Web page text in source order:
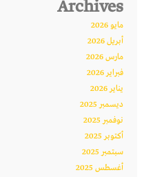
Archives
مايو 2026
أبريل 2026
مارس 2026
فبراير 2026
يناير 2026
ديسمبر 2025
نوفمبر 2025
أكتوبر 2025
سبتمبر 2025
أغسطس 2025